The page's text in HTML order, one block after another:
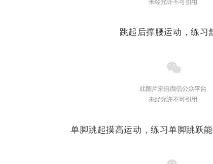
跳起后撑腰运动，练习
单脚跳起摸高运动，练习单脚跳跃